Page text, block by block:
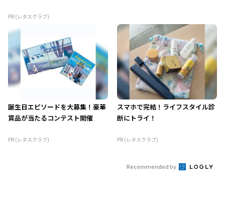
PR (レタスクラブ)
誕生日エピソードを大募集！豪華
賞品が当たるコンテスト開催
PR (レタスクラブ)
スマホで完結！ライフスタイル診
断にトライ！
PR (レタスクラブ)
Recommended by